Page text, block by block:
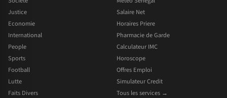
Justice
Economie
International
People
Sports
Football
Lutte
Faits Divers
Salaire Net
Horaires Priere
Pharmacie de Garde
Calculateur IMC
Horoscope
Offres Emploi
Simulateur Credit
Tous les services →